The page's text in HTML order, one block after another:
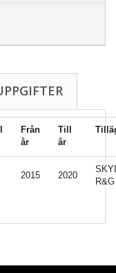
Från
år
Till
år
2015 2020
R&G